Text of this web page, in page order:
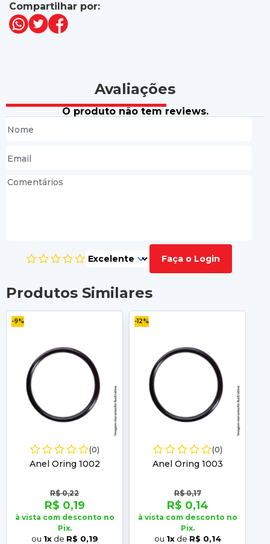
Compartilhar por:
Avaliações
O produto não tem reviews.
Faça o Login
Produtos Similares
-9%
(0)
Anel Oring 1002
R$ 0,22
R$ 0,19
à vista com desconto no
Pix.
ou 1xde R$ 0,19
-12%
(0)
Anel Oring 1003
R$ 0,17
R$ 0,14
à vista com desconto no
Pix.
ou 1xde R$ 0,14